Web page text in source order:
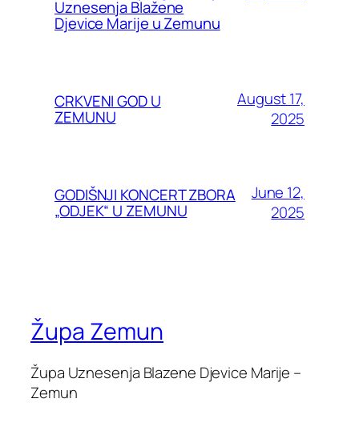
Uznesenja Blažene
Djevice Marije u Zemunu
CRKVENI GOD U
ZEMUNU
August 17,
2025
GODIŠNJI KONCERT ZBORA
„ODJEK“ U ZEMUNU
June 12,
2025
Župa Zemun
Župa Uznesenja Blazene Djevice Marije –
Zemun